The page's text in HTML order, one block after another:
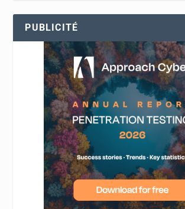
PUBLICITÉ